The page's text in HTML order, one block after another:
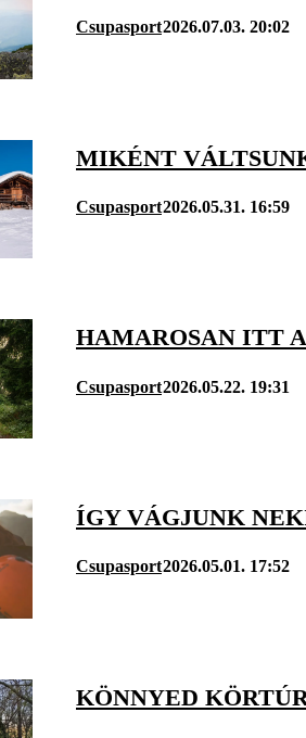
Csupasport2026.07.03. 20:02
MIKÉNT
Csupasport2026.05.31. 16:59
HAMAROSAN ITT
Csupasport2026.05.22. 19:31
ÍGY VÁGJUNK
Csupasport2026.05.01. 17:52
KÖNNYED